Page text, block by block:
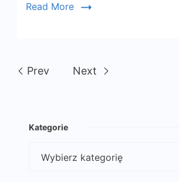
Read More
Prev Next
Kategorie
Kategorie